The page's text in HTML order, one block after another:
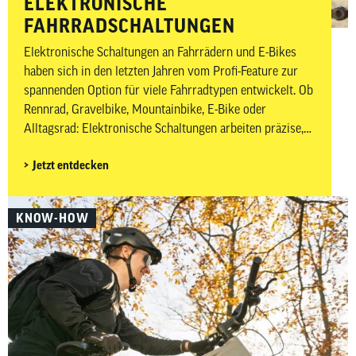
FAHRRADSCHALTUNGEN
Elektronische Schaltungen an Fahrrädern und E-Bikes
haben sich in den letzten Jahren vom Profi-Feature zur
spannenden Option für viele Fahrradtypen entwickelt. Ob
Rennrad, Gravelbike, Mountainbike, E-Bike oder
Alltagsrad: Elektronische Schaltungen arbeiten präzise,
mechanische Schaltungen. Besonders Shimano mit Di2
(gesprochen Acces) prägen diesen Markt – allerdings mit
unterschiedlichen Ansätzen. Während Shimano
elektronische Ketten- und Nabenschaltungen anbietet,
konzentriert sich SRAM vor allem auf kabellose
elektronische Kettenschaltungen. In diesem Artikel
zeigen wir dir, welche elektronischen Schaltungen es von
Shimano und SRAM gibt, wofür und für wen sie sich
eignen und worin sich die beiden Hersteller
Jetzt entdecken
KNOW-HOW